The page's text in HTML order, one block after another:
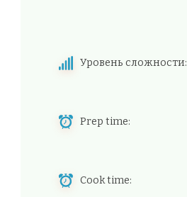
Уровень сложности:
Prep time:
Cook time: